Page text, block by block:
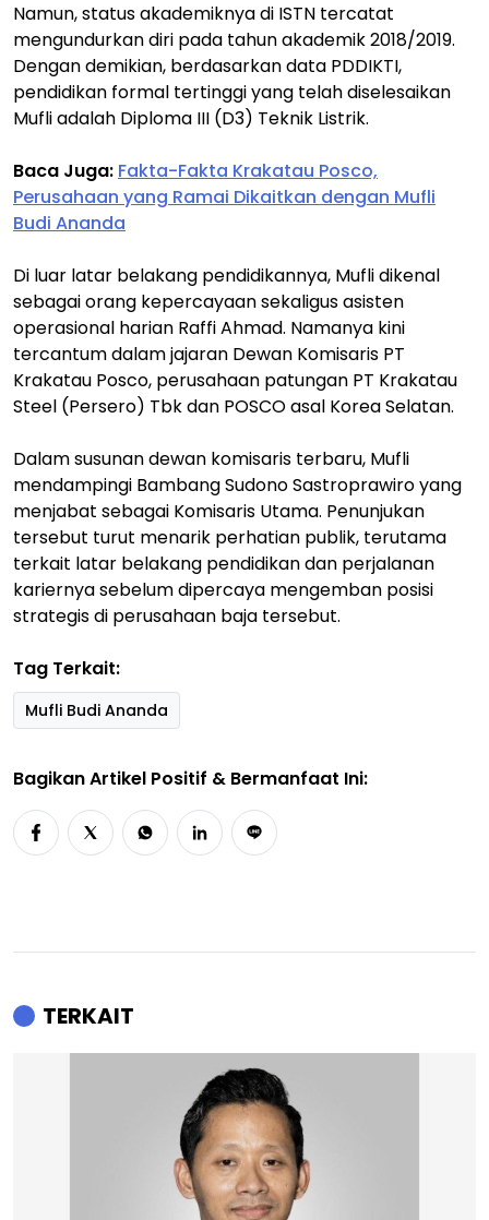
Namun, status akademiknya di ISTN tercatat
mengundurkan diri pada tahun akademik 2018/2019.
Dengan demikian, berdasarkan data PDDIKTI,
pendidikan formal tertinggi yang telah diselesaikan
Mufli adalah Diploma III (D3) Teknik Listrik.
Baca Juga: Fakta-Fakta Krakatau Posco,
Perusahaan yang Ramai Dikaitkan dengan Mufli
Budi Ananda
Di luar latar belakang pendidikannya, Mufli dikenal
sebagai orang kepercayaan sekaligus asisten
operasional harian Raffi Ahmad. Namanya kini
tercantum dalam jajaran Dewan Komisaris PT
Krakatau Posco, perusahaan patungan PT Krakatau
Steel (Persero) Tbk dan POSCO asal Korea Selatan.
Dalam susunan dewan komisaris terbaru, Mufli
mendampingi Bambang Sudono Sastroprawiro yang
menjabat sebagai Komisaris Utama. Penunjukan
tersebut turut menarik perhatian publik, terutama
terkait latar belakang pendidikan dan perjalanan
kariernya sebelum dipercaya mengemban posisi
strategis di perusahaan baja tersebut.
Tag Terkait:
Mufli Budi Ananda
Bagikan Artikel Positif & Bermanfaat Ini:
TERKAIT